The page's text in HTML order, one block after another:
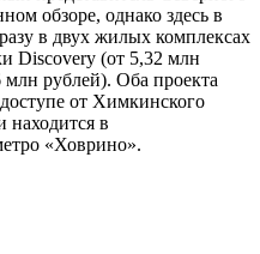
обзоре, однако здесь в
в двух жилых комплексах
Discovery (от 5,32 млн
рублей). Оба проекта
от Химкинского
находится в
«Ховрино».